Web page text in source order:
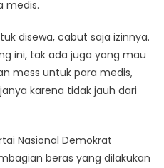
medis.
disewa, cabut saja izinnya.
ini, tak ada juga yang mau
mess untuk para medis,
karena tidak jauh dari
Nasional Demokrat
beras yang dilakukan